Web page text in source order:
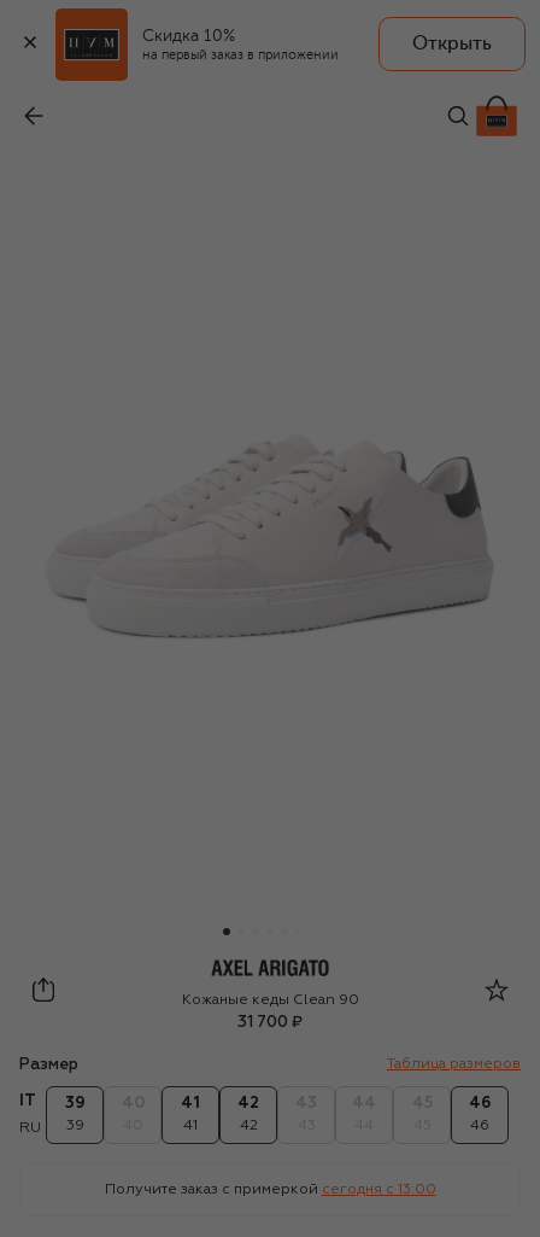
Скидка 10%
на первый заказ в приложении
Открыть
31 700 ₽
Axel Arigato
Кожаные кеды Clean 90
31 700 ₽
Размер Таблица размеров
RU
39
39
41
41
42
42
46
46
Получите заказ с примеркой сегодня c 13:00